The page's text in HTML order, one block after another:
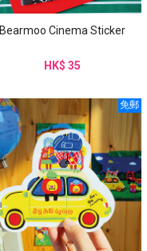
Bearmoo Cinema Sticker
HK$ 35
免郵